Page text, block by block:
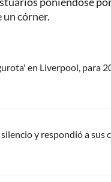
un córner.
en Liverpool, para
y respondió a sus